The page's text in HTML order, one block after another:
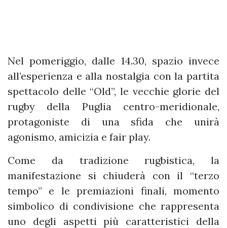
Nel pomeriggio, dalle 14.30, spazio invece
all’esperienza e alla nostalgia con la partita
spettacolo delle “Old”, le vecchie glorie del
rugby della Puglia centro-meridionale,
protagoniste di una sfida che unirà
agonismo, amicizia e fair play.
Come da tradizione rugbistica, la
manifestazione si chiuderà con il “terzo
tempo” e le premiazioni finali, momento
simbolico di condivisione che rappresenta
uno degli aspetti più caratteristici della